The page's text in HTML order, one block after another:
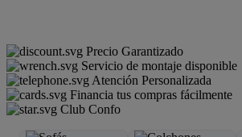
Precio Garantizado
Servicio de montaje disponible
Atención Personalizada
Financia tus compras fácilmente
Club Confo